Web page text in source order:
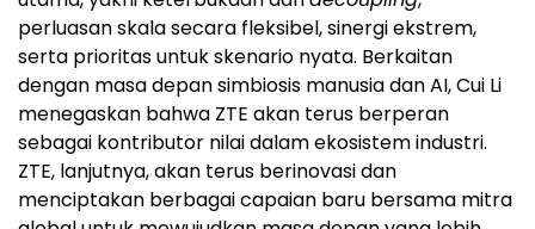
perluasan skala secara fleksibel, sinergi ekstrem,
serta prioritas untuk skenario nyata. Berkaitan
dengan masa depan simbiosis manusia dan AI, Cui Li
menegaskan bahwa ZTE akan terus berperan
sebagai kontributor nilai dalam ekosistem industri.
ZTE, lanjutnya, akan terus berinovasi dan
menciptakan berbagai capaian baru bersama mitra